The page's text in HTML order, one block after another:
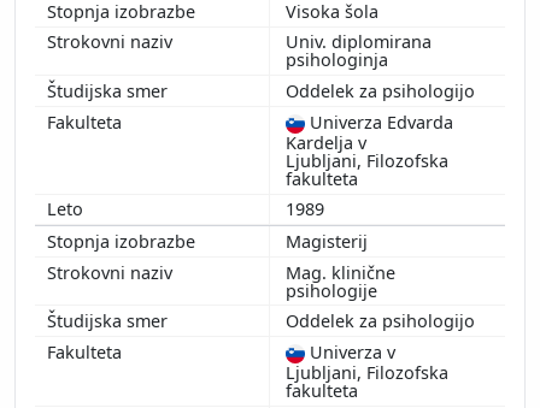
2011
2012
Visoka šola
Univ. diplomirana
psihologinja
Oddelek za psihologijo
Univerza Edvarda
Kardelja v
Ljubljani, Filozofska
fakulteta
1989
Magisterij
Mag. klinične
psihologije
Oddelek za psihologijo
Univerza v
Ljubljani, Filozofska
fakulteta